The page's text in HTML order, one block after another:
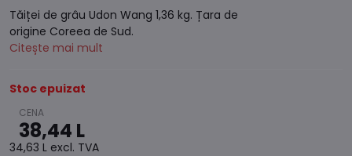
Tăiței de grâu Udon Wang 1,36 kg. Țara de
origine Coreea de Sud.
Citește mai mult
Stoc epuizat
38,44 L
34,63 L excl. TVA